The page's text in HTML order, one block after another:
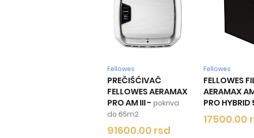
Fellowes
PREČIŠĆIVAČ
FELLOWES AERAMAX
PRO AM III- pokriva
do 65m2
91600.00 rsd
Fellowes
FELLOWES
AERAMAX
PRO
17500.00